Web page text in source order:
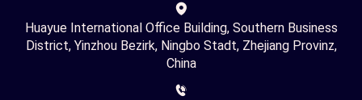
Huayue International Office Building, Southern Business
District, Yinzhou Bezirk, Ningbo Stadt, Zhejiang Provinz,
China